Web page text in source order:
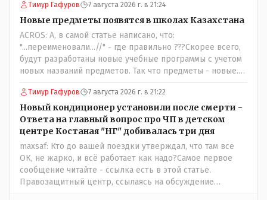
комментарий прозвучал на следующий день после
трагедии, то есть 29 июля, когда спешно установили и
воду, и новые кондиционеры, и впервые поставили
температурный режим на контроль. То есть первая
часть - информация до трагедии, вторая часть -
информация после трагедии, когда все уже было
Тимур Гафуров 7 августа 2026 г. в 21:24
Новые предметы появятся в школах Казахстана
ACROS: А, в самой статье написано, что:
"...переименовали...//" - где правильно ???Скорее всего,
будут разработаны новые учебные программы с учетом
новых названий предметов. Так что предметы - новые.
Хоть и переименованные)
Тимур Гафуров 7 августа 2026 г. в 21:22
Новый кондиционер установили после смерти -
Ответа на главный вопрос про ЧП в детском
центре Костаная "НГ" добивалась три дня
maxsaf: Кто до вашей поездки утверждал, что там все
ОК, не жарко, и всё работает как надо?Самое первое
сообщение читайте - ссылка есть в этой статье.
Правозащитный центр, ссылаясь на обсуждение